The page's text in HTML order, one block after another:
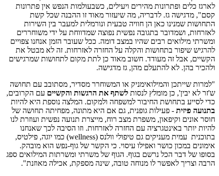
לארגז כלים ופתרונות מהירים ויעילים, כשבעולמות הנפש אין פתרונות
קסם", מדגישה גז. לדבריה, מה שיעזור מאוד זו ההבנה שכל קשת
התחושות שמנינו כאן הן חוויה טבעית ונורמלית למעבר בין השירות
לאזרחות, ושמדובר בתגובה נפשית נפוצה שמדווחת על ידי משוחררים
ומשרתי מילואים רבים שהיו במצב דומה. ככל שעובר הזמן אנחנו צפויים
להרגיש שיפור בתחושות והקלה על החזרה לאזרחות. זה לא מבטל את
הקשיים, אבל זה מעודד. חשוב מאוד כן לתת מקום לתחושות שמרגישים
ולהכיר בהן. לא להתעלם מהן, גז מדגישה.
"למרות שייתכן והמילואימניק או המשוחרר מסדיר, מסתובב עם תחושה
ש'זר לא יבין', כן מומלץ לנסות לשתף את הרגשות והקשיים עם הקרובים,
כדי לסייע בתחושת החיבור למשפחה ולמקום. המלצה נוספת היא להיות
בתנועה פיזית - פעילות גופנית, גם אם היא מתונה, מפחיתה תחושה של
חוסר אונים וקיפאון, משפרת מצב רוח, מייצרת תנועה נפשית ועוזרת לנו
להיות יותר באינטגרציה עם החזרה לאזרחות. וזו הסיבה לכך שאנחנו
בתוכנית עמית מעניקים גם טיפולי וולנס (wellness) כמו יוגה, פילטיס,
אימונים במכון כושר ואפילו עיסוי. כי הקשר של גוף-נפש הוא מובהק.
בסופו של דבר הכל נרשם בגוף. הגוף של משרתי ומשרתות המילואים ספג
הרבה וצריך לאפשר לו מנוחה טובה, שינה מספקת, אכילה מאוזנת".